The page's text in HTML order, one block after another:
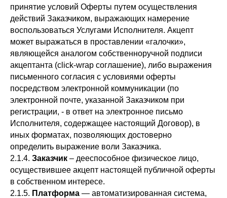
принятие условий Оферты путем осуществления
действий Заказчиком, выражающих намерение
воспользоваться Услугами Исполнителя. Акцепт
может выражаться в проставлении «галочки»,
являющейся аналогом собственноручной подписи
акцептанта (click-wrap соглашение), либо выражения
письменного согласия с условиями оферты
посредством электронной коммуникации (по
электронной почте, указанной Заказчиком при
регистрации, - в ответ на электронное письмо
Исполнителя, содержащее настоящий Договор), в
иных форматах, позволяющих достоверно
определить выражение воли Заказчика.
2.1.4. Заказчик – дееспособное физическое лицо,
осуществившее акцепт настоящей публичной оферты
в собственном интересе.
2.1.5. Платформа — автоматизированная система,